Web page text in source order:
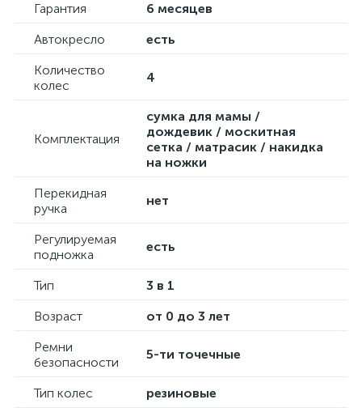
Гарантия
6 месяцев
Автокресло
есть
Количество
колес
4
Комплектация
сумка для мамы /
дождевик / москитная
сетка / матрасик / накидка
на ножки
Перекидная
ручка
нет
Регулируемая
подножка
есть
Тип
3 в 1
Возраст
от 0 до 3 лет
Ремни
безопасности
5-ти точечные
Тип колес резиновые